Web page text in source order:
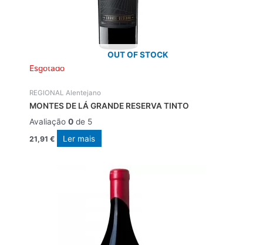
OUT OF STOCK
Esgotado
REGIONAL Alentejano
MONTES DE LÁ GRANDE RESERVA TINTO
Avaliação 0 de 5
21,91 € Ler mais